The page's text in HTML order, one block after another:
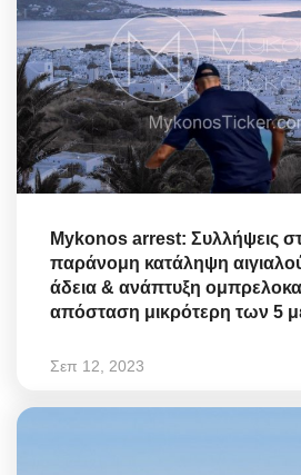
Mykonos arrest: Συλλήψεις
παράνομη κατάληψη
άδεια & ανάπτυξη
απόσταση μικρότερη των 5
Σεπ 12, 2023